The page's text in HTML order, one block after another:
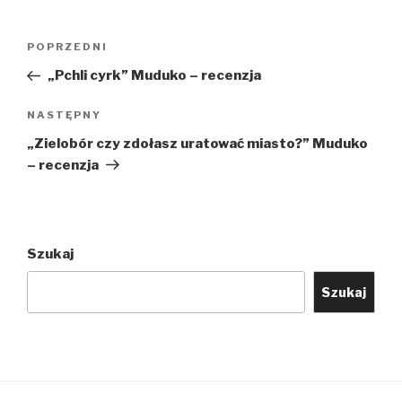
Poprzedni
wpis
POPRZEDNI
„Pchli cyrk” Muduko – recenzja
Następny
wpis
NASTĘPNY
„Zielobór czy zdołasz uratować miasto?” Muduko
– recenzja
Szukaj
Szukaj